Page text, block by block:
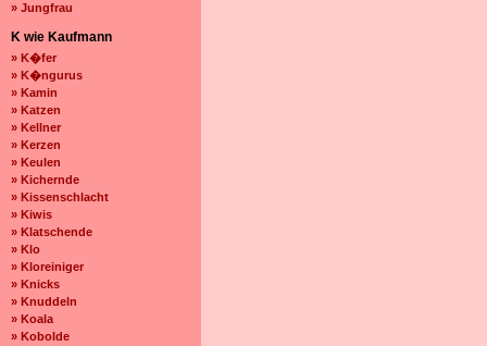
» Jungfrau
K wie Kaufmann
» K�fer
» K�ngurus
» Kamin
» Katzen
» Kellner
» Kerzen
» Keulen
» Kichernde
» Kissenschlacht
» Kiwis
» Klatschende
» Klo
» Kloreiniger
» Knicks
» Knuddeln
» Koala
» Kobolde